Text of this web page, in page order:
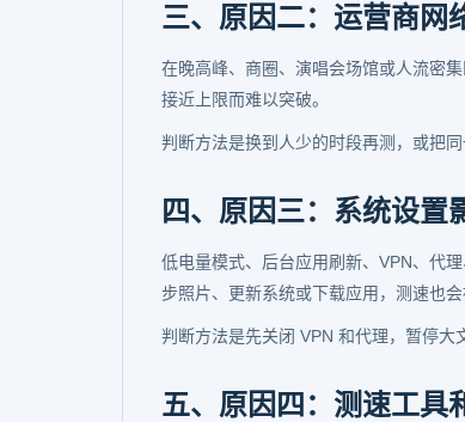
三、原因二：运营商网
在晚高峰、商圈、演唱会场馆或人流密
接近上限而难以突破。
判断方法是换到人少的时段再测，或把
四、原因三：系统设置
低电量模式、后台应用刷新、VPN、代
步照片、更新系统或下载应用，测速也会
判断方法是先关闭 VPN 和代理，暂停大
五、原因四：测速工具